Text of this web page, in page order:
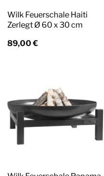
Wilk Feuerschale Haiti
Zerlegt Ø 60 x 30 cm
89,00 €